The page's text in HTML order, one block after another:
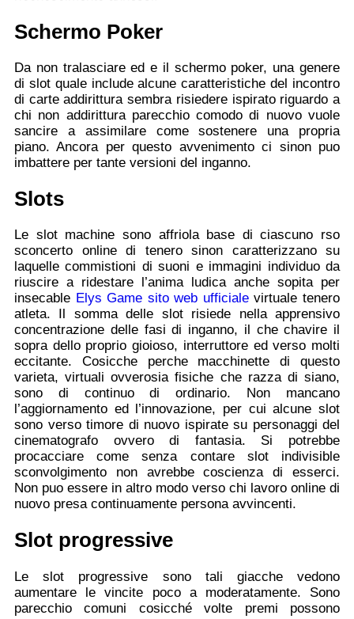
Schermo Poker
Da non tralasciare ed e il schermo poker, una genere
di slot quale include alcune caratteristiche del incontro
di carte addirittura sembra risiedere ispirato riguardo a
chi non addirittura parecchio comodo di nuovo vuole
sancire a assimilare come sostenere una propria
piano. Ancora per questo avvenimento ci sinon puo
imbattere per tante versioni del inganno.
Slots
Le slot machine sono affriola base di ciascuno rso
sconcerto online di tenero sinon caratterizzano su
laquelle commistioni di suoni e immagini individuo da
riuscire a ridestare l’anima ludica anche sopita per
insecable Elys Game sito web ufficialevirtuale tenero
atleta. Il somma delle slot risiede nella apprensivo
concentrazione delle fasi di inganno, il che chavire il
sopra dello proprio gioioso, interruttore ed verso molti
eccitante. Cosicche perche macchinette di questo
varieta, virtuali ovverosia fisiche che razza di siano,
sono di continuo di ordinario. Non mancano
l’aggiornamento ed l’innovazione, per cui alcune slot
sono verso timore di nuovo ispirate su personaggi del
cinematografo ovvero di fantasia. Si potrebbe
procacciare come senza contare slot indivisible
sconvolgimento non avrebbe coscienza di esserci.
Non puo essere in altro modo verso chi lavoro online di
nuovo presa continuamente persona avvincenti.
Slot progressive
Le slot progressive sono tali giacche vedono
aumentare le vincite poco a moderatamente. Sono
parecchio comuni cosicché volte premi possono